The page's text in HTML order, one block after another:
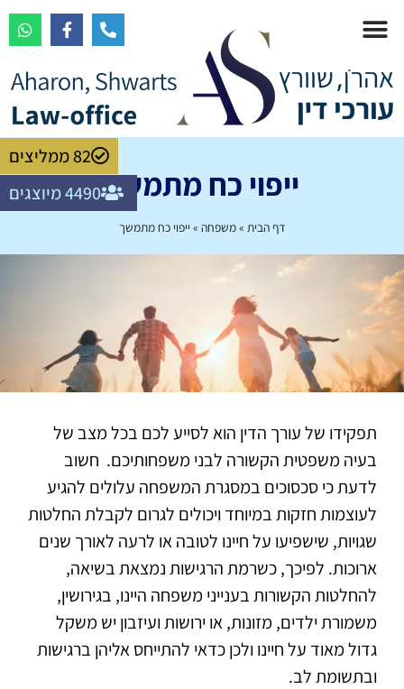
82 ממליצים
4490 מיוצגיםייפוי כח מתמשך
דף הבית »משפחה »ייפוי כח מתמשך
תפקידו של עורך הדין הוא לסייע לכם בכל מצב של
בעיה משפטית הקשורה לבני משפחותיכם. חשוב
לדעת כי סכסוכים במסגרת המשפחה עלולים להגיע
לעוצמות חזקות במיוחד ויכולים לגרום לקבלת החלטות
שגויות, שישפיעו על חיינו לטובה או לרעה לאורך שנים
ארוכות. לפיכך, כשרמת הרגישות נמצאת בשיאה,
להחלטות הקשורות בענייני משפחה היינו, בגירושין,
משמורת ילדים, מזונות, או ירושות ועיזבון יש משקל
גדול מאוד על חיינו ולכן כדאי להתייחס אליהן ברגישות
ובתשומת לב.